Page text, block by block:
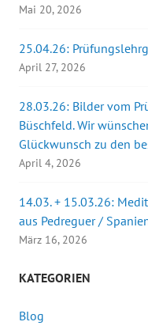
Mai 20, 2026
25.04.26:
April 27, 2026
28.03.26: Bilder vom
Büschfeld. Wir
Glückwunsch zu den
April 4, 2026
14.03. + 15.03.26:
aus Pedreguer /
März 16, 2026
KATEGORIEN
Blog